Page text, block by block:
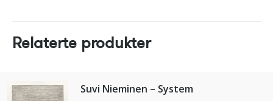
Relaterte produkter
Suvi Nieminen – System